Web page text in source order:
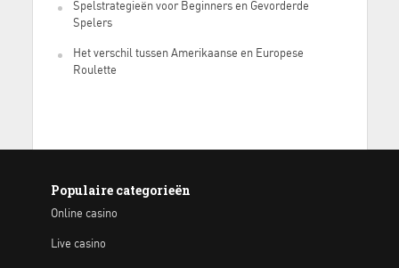
Spelstrategieën voor Beginners en Gevorderde
Spelers
Het verschil tussen Amerikaanse en Europese
Roulette
Populaire categorieën
Online casino
Live casino